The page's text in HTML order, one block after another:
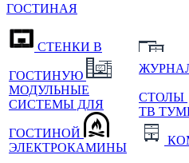
ГОСТИНАЯ
СТЕНКИ В
ГОСТИНУЮ
МОДУЛЬНЫЕ
СИСТЕМЫ ДЛЯ
ГОСТИНОЙ
ЭЛЕКТРОКАМИНЫ
СТОЛЫ
ТВ